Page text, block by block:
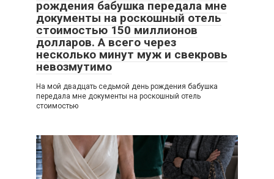
рождения бабушка передала мне
документы на роскошный отель
стоимостью 150 миллионов
долларов. А всего через
несколько минут муж и свекровь
невозмутимо
На мой двадцать седьмой день рождения бабушка
передала мне документы на роскошный отель
стоимостью